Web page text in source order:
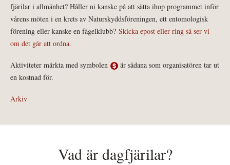
fjärilar i allmänhet? Håller ni kanske på att sätta ihop programmet inför
vårens möten i en krets av Naturskyddsföreningen, ett entomologisk
förening eller kanske en fågelklubb? Skicka epost eller ring så ser vi
om det går att ordna.
Aktiviteter märkta med symbolen
är sådana som organisatören tar ut
en kostnad för.
Arkiv
Vad är dagfjärilar?